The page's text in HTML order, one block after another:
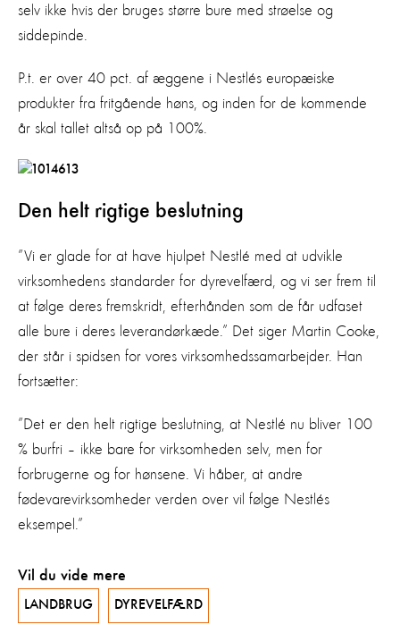
selv ikke hvis der bruges større bure med strøelse og
siddepinde.
P.t. er over 40 pct. af æggene i Nestlés europæiske
produkter fra fritgående høns, og inden for de kommende
år skal tallet altså op på 100%.
Den helt rigtige beslutning
”Vi er glade for at have hjulpet Nestlé med at udvikle
virksomhedens standarder for dyrevelfærd, og vi ser frem til
at følge deres fremskridt, efterhånden som de får udfaset
alle bure i deres leverandørkæde.” Det siger Martin Cooke,
der står i spidsen for vores virksomhedssamarbejder. Han
fortsætter:
”Det er den helt rigtige beslutning, at Nestlé nu bliver 100
% burfri – ikke bare for virksomheden selv, men for
forbrugerne og for hønsene. Vi håber, at andre
fødevarevirksomheder verden over vil følge Nestlés
eksempel.”
Vil du vide mere
LANDBRUG DYREVELFÆRD